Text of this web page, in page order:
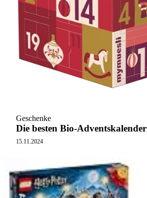
Geschenke
Die besten Bio-Adventskalender
15.11.2024